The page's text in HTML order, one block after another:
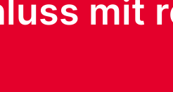
mit